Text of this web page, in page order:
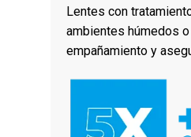
Lentes con
ambientes húmedos
empañamiento y